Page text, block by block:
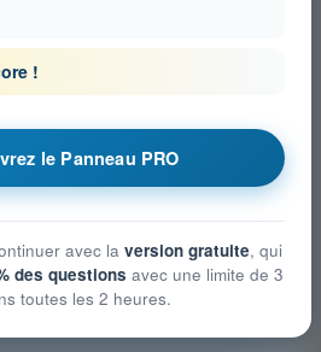
!
le Panneau PRO
avec la version gratuite, qui
des questions avec une limite de 3
toutes les 2 heures.